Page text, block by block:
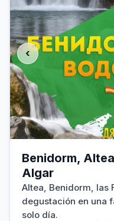
‹
Benidorm,
Algar
Altea, Benidorm, las
degustación en una
solo día.